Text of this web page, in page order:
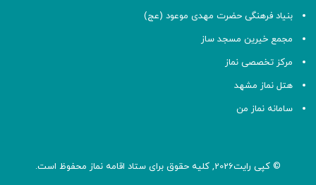
بنیاد فرهنگی حضرت مهدی موعود (عج)
مجمع خیرین مسجد ساز
مرکز تخصصی نماز
هتل نماز مشهد
سامانه نماز من
© کپی رایت2026, کلیه حقوق برای ستاد اقامه نماز محفوظ است.